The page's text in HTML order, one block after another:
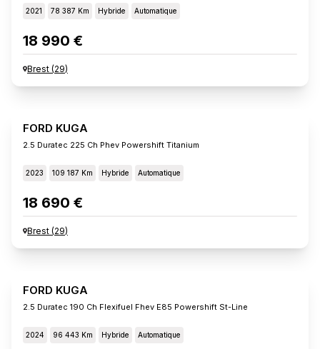
2021 78 387 Km Hybride Automatique
18 990 €
Brest (29)
FORD KUGA
2.5 Duratec 225 Ch Phev Powershift Titanium
2023 109 187 Km Hybride Automatique
18 690 €
Brest (29)
FORD KUGA
2.5 Duratec 190 Ch Flexifuel Fhev E85 Powershift St-Line
2024 96 443 Km Hybride Automatique